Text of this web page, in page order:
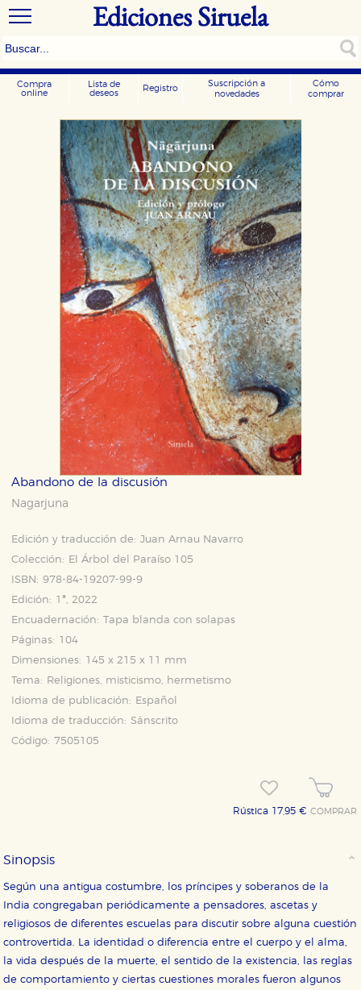
Ediciones Siruela
Compra
online
Lista de
deseos
Registro
Suscripción a
novedades
Cómo
comprar
Abandono de la discusión
Nagarjuna
Edición y traducción de: Juan Arnau Navarro
Colección:
El Árbol del Paraíso 105
ISBN: 978-84-19207-99-9
Edición: 1ª, 2022
Encuadernación: Tapa blanda con solapas
Páginas: 104
Dimensiones: 145 x 215 x 11 mm
Tema:
Religiones, misticismo, hermetismo
Idioma de publicación:
Español
Idioma de traducción: Sánscrito
Código: 7505105
Rústica 17,95 €COMPRAR
Sinopsis
Según una antigua costumbre, los príncipes y soberanos de la
India congregaban periódicamente a pensadores, ascetas y
religiosos de diferentes escuelas para discutir sobre alguna cuestión
controvertida. La identidad o diferencia entre el cuerpo y el alma,
la vida después de la muerte, el sentido de la existencia, las reglas
de comportamiento y ciertas cuestiones morales fueron algunos